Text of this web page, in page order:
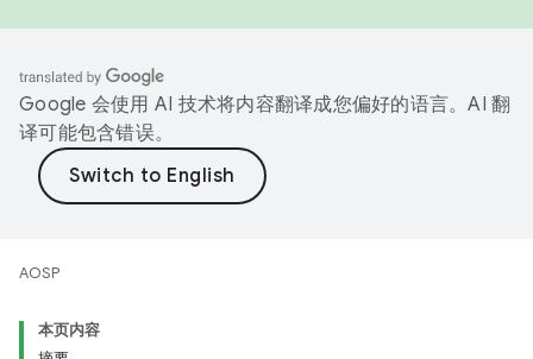
Google 会使用 AI 技术将内容翻译成您偏好的语言。AI 翻
译可能包含错误。
AOSP
本页内容